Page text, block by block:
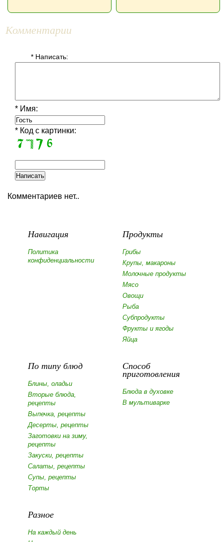
Комментарии
* Написать:
* Имя:
* Код с картинки:
Комментариев нет..
Навигация
Политика
конфиденциальности
Продукты
Грибы
Крупы, макароны
Молочные продукты
Мясо
Овощи
Рыба
Субпродукты
Фрукты и ягоды
Яйца
По типу блюд
Блины, оладьи
Вторые блюда,
рецепты
Выпечка, рецепты
Десерты, рецепты
Заготовки на зиму,
рецепты
Закуски, рецепты
Салаты, рецепты
Супы, рецепты
Торты
Способ
приготовления
Блюда в духовке
В мультиварке
Разное
На каждый день